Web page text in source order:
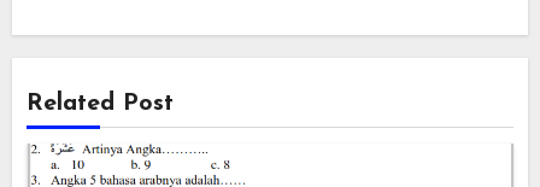
Related Post